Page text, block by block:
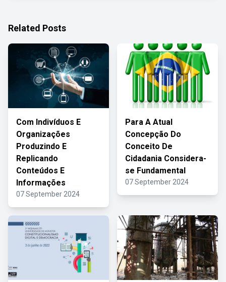
Related Posts
Com Indivíduos E
Organizações
Produzindo E
Replicando
Conteúdos E
Informações
07 September 2024
Para A Atual
Concepção Do
Conceito De
Cidadania Considera-
se Fundamental
07 September 2024